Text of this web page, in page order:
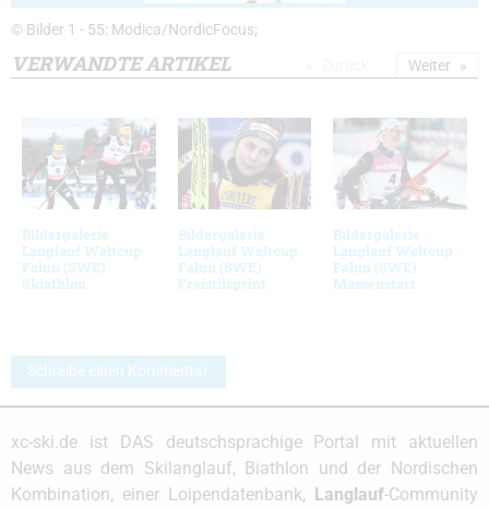
© Bilder 1 - 55: Modica/NordicFocus;
VERWANDTE ARTIKEL
Bildergalerie
Langlauf Weltcup
Falun (SWE)
Skiathlon
Bildergalerie
Langlauf Weltcup
Falun (SWE)
Freistilsprint
Bildergalerie
Langlauf Weltcup
Falun (SWE)
Massenstart
Weiter
Schreibe einen Kommentar
xc-ski.de ist DAS deutschsprachige Portal mit aktuellen
News aus dem Skilanglauf, Biathlon und der Nordischen
Kombination, einer Loipendatenbank, Langlauf-Community